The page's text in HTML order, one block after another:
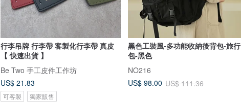
行李吊牌 行李帶 客製化行李帶 真皮
【 快速出貨 】
Be Two 手工皮件工作坊
US$ 21.83
可客製 獨家販售
黑色工裝風-多功能收納後背包-旅行
包-黑色
NO216
US$ 98.00 US$ 111.36